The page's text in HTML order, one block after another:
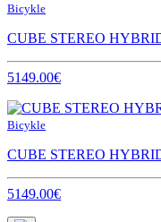
Bicykle
CUBE STEREO
5149.00€
Bicykle
CUBE STEREO
5149.00€